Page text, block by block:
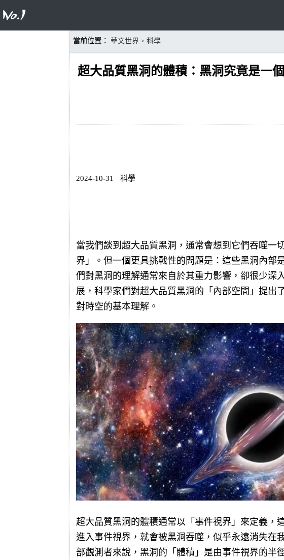
當前位置： 華文世界 > 科學
超大品質黑洞的體積：黑洞究竟是一
2024-10-31 科學
當我們談到超大品質黑洞，通常會想到它們吞噬一
界」。但一個更具挑戰性的問題是：這些黑洞內部
們對黑洞的理解通常來自於其重力影響，卻很少深
展，科學家們對超大品質黑洞的「內部空間」提出
對時空的基本理解。
超大品質黑洞的體積通常以「事件視界」來定義，
進入事件視界，就會被黑洞吞噬，似乎永遠消失在
部觀測者來說，黑洞的「體積」是由事件視界的半